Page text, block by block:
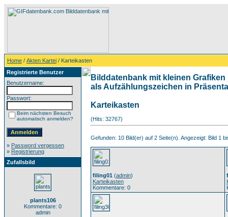
Home / Akten Kartei / Karteikasten
Registrierte Benutzer
Benutzername:
Passwort:
Beim nächsten Besuch
automatisch anmelden?
» Password vergessen
» Registrierung
Zufallsbild
plants106
Kommentare: 0
admin
Bilddatenbank mit kleinen
als Aufzählungszeichen in
Karteikasten
(Hits: 32767)
Gefunden: 10 Bild(er) auf 2 Seite(n). Angezeigt: Bild 1
filing01 (admin)
Karteikasten
Kommentare: 0